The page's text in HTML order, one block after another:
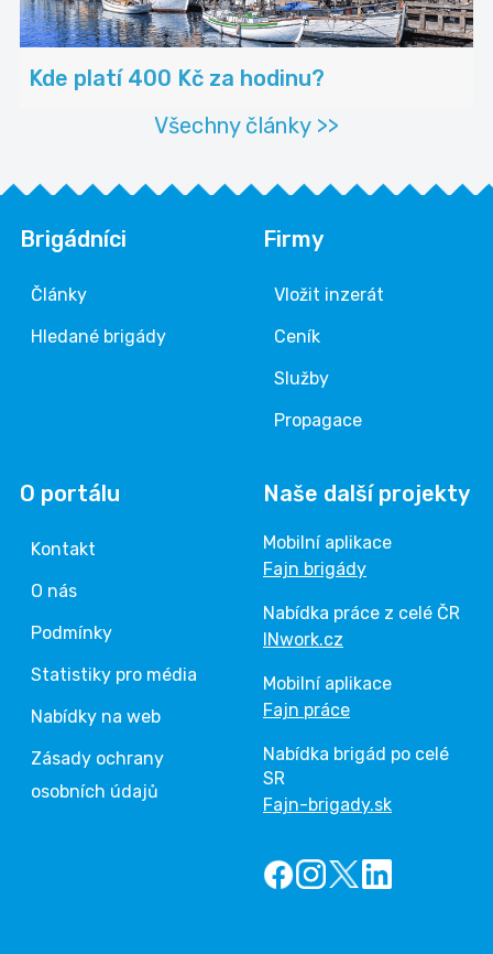
Kde platí 400 Kč za hodinu?
Všechny články >>
Brigádníci
Články
Hledané brigády
Firmy
Vložit inzerát
Ceník
Služby
Propagace
O portálu
Kontakt
O nás
Podmínky
Statistiky pro média
Nabídky na web
Zásady ochrany
osobních údajů
Naše další projekty
Mobilní aplikace
Fajn brigády
Nabídka práce z celé ČR
INwork.cz
Mobilní aplikace
Fajn práce
Nabídka brigád po celé
SR
Fajn-brigady.sk